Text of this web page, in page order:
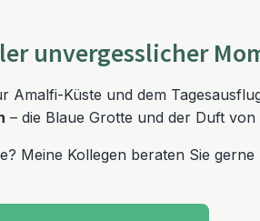
unvergesslicher
Amalfi-Küste und dem
– die Blaue Grotte und der Duft
Meine Kollegen beraten Sie